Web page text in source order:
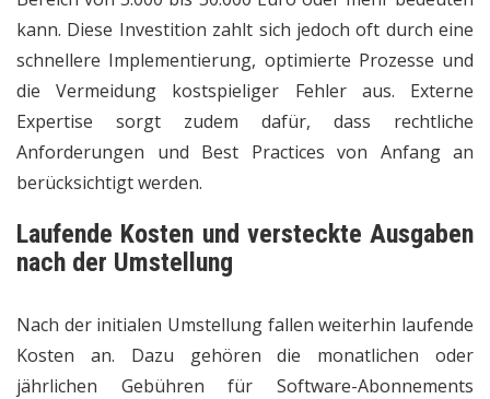
kann. Diese Investition zahlt sich jedoch oft durch eine
schnellere Implementierung, optimierte Prozesse und
die Vermeidung kostspieliger Fehler aus. Externe
Expertise sorgt zudem dafür, dass rechtliche
Anforderungen und Best Practices von Anfang an
berücksichtigt werden.
Laufende Kosten und versteckte Ausgaben
nach der Umstellung
Nach der initialen Umstellung fallen weiterhin laufende
Kosten an. Dazu gehören die monatlichen oder
jährlichen Gebühren für Software-Abonnements